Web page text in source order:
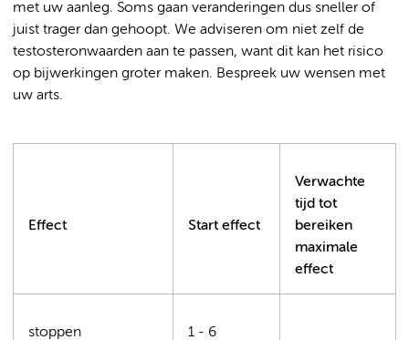
met uw aanleg. Soms gaan veranderingen dus sneller of
juist trager dan gehoopt. We adviseren om niet zelf de
testosteronwaarden aan te passen, want dit kan het risico
op bijwerkingen groter maken. Bespreek uw wensen met
uw arts.
Effect Start effect
Verwachte
tijd tot
bereiken
maximale
effect
stoppen
1 - 6